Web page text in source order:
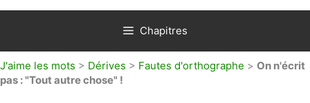
Chapitres
J'aime les mots > Dérives > Fautes d'orthographe > On n'écrit
pas : "Tout autre chose" !